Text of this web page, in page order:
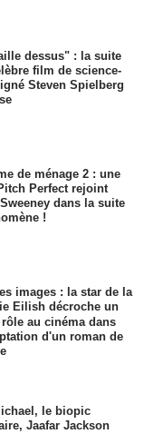
dessus" : la suite
film de science-
Steven Spielberg
de ménage 2 : une
Perfect rejoint
dans la suite
!
images : la star de la
Eilish décroche un
au cinéma dans
d'un roman de
le biopic
Jaafar Jackson